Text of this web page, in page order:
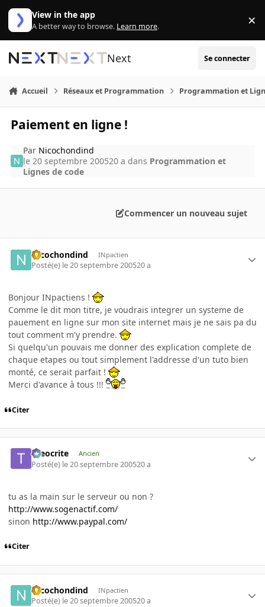
Aller au contenu
View in the app
A better way to browse. Learn more. ×
Next Se connecter
Accueil Réseaux et Programmation Programmation et
Paiement en ligne !
Par Nicochondind
le 20 septembre 200520 a dans Programmation et
Lignes de code
Commencer un nouveau sujet
Nicochondind INpactien
Posté(e) le 20 septembre 200520 a
Bonjour INpactiens !
Comme le dit mon titre, je voudrais integrer un systeme de
pauement en ligne sur mon site internet mais je ne sais pa du
tout comment m'y prendre.
Si quelqu'un pouvais me donner des explication complete de
chaque etapes ou tout simplement l'addresse d'un tuto bien
monté, ce serait parfait !
Merci d'avance à tous !!!
Citer
theocrite Ancien
Posté(e) le 20 septembre 200520 a
tu as la main sur le serveur ou non ?
http://www.sogenactif.com/
sinon http://www.paypal.com/
Citer
Nicochondind INpactien
Posté(e) le 20 septembre 200520 a